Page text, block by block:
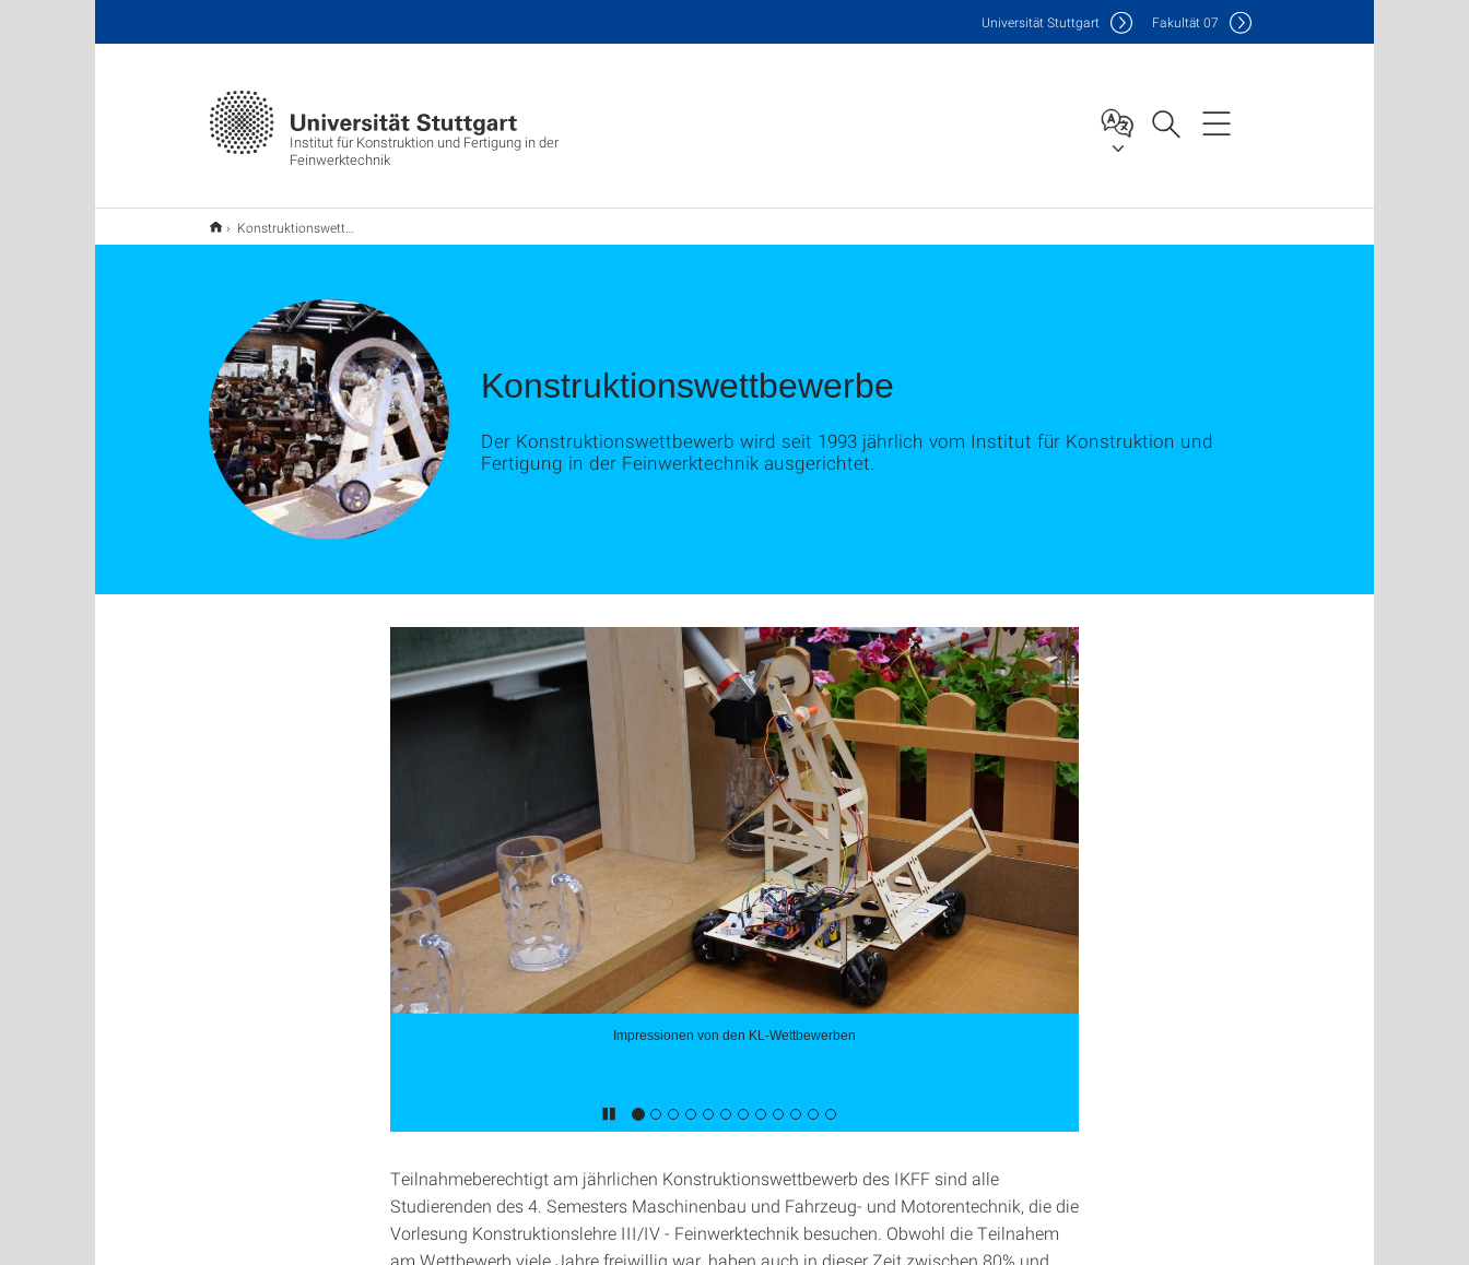
Institut für Konstruktion und Fertigung in der
Feinwerktechnik
Universität Stuttgart Fakultät07
Konstruktionswettbewerbe
Konstruktionswettbewerbe
Der Konstruktionswettbewerb wird seit 1993 jährlich vom Institut für Konstruktion und
Fertigung in der Feinwerktechnik ausgerichtet.
Impressionen von den KL-Wettbewerben
Teilnahmeberechtigt am jährlichen Konstruktionswettbewerb des IKFF sind alle
Studierenden des 4. Semesters Maschinenbau und Fahrzeug- und Motorentechnik, die die
Vorlesung Konstruktionslehre III/IV - Feinwerktechnik besuchen. Obwohl die Teilnahem